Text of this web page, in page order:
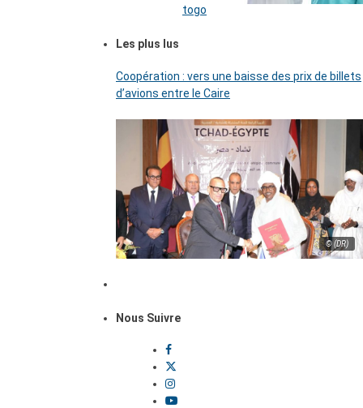
togo
Les plus lus
Coopération : vers une baisse des prix de billets
d’avions entre le Caire
© (DR)
Nous Suivre